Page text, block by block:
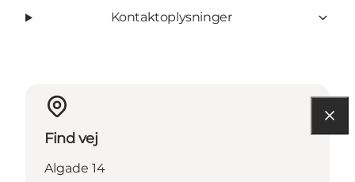
Kontaktoplysninger
Find vej
Algade 14